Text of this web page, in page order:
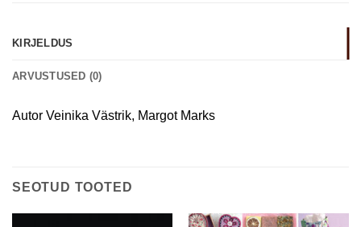
KIRJELDUS
ARVUSTUSED (0)
Autor Veinika Västrik, Margot Marks
SEOTUD TOOTED